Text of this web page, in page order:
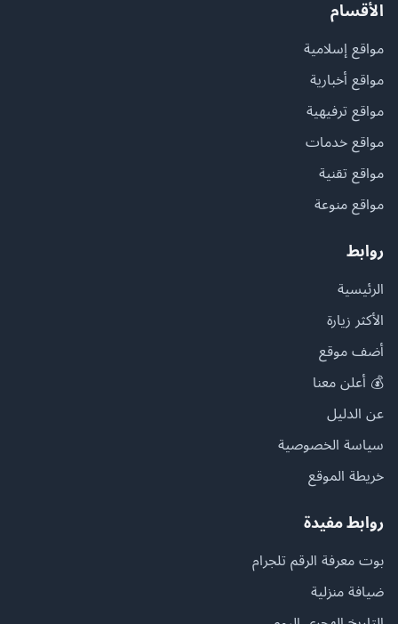
الأقسام
مواقع إسلامية
مواقع أخبارية
مواقع ترفيهية
مواقع خدمات
مواقع تقنية
مواقع منوعة
روابط
الرئيسية
الأكثر زيارة
أضف موقع
💰 أعلن معنا
عن الدليل
سياسة الخصوصية
خريطة الموقع
روابط مفيدة
بوت معرفة الرقم تلجرام
ضيافة منزلية